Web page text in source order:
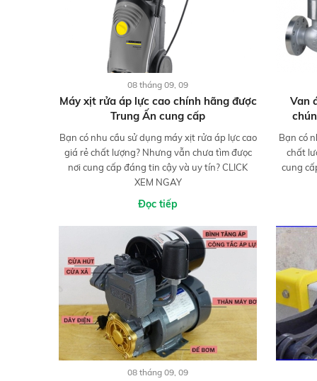
08 tháng 09, 09
Máy xịt rửa áp lực cao chính hãng được
Trung Ấn cung cấp
Bạn có nhu cầu sử dụng máy xịt rửa áp lực cao
giá rẻ chất lượng? Nhưng vẫn chưa tìm đưọc
nơi cung cấp đáng tin cậy và uy tín? CLICK
XEM NGAY
Đọc tiếp
Van
Bạn có
chất
cung
08 tháng 09, 09